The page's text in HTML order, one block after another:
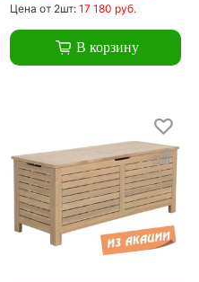
Цена от 2шт: 17 180 руб.
В корзину